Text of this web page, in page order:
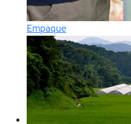
Empaque